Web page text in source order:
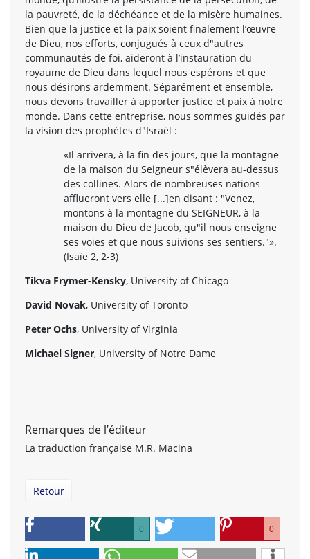
la pauvreté, de la déchéance et de la misère humaines.
Bien que la justice et la paix soient finalement l’œuvre
de Dieu, nos efforts, conjugués à ceux d"autres
communautés de foi, aideront à l’instauration du
royaume de Dieu dans lequel nous espérons et que
nous désirons ardemment. Séparément et ensemble,
nous devons travailler à apporter justice et paix à notre
monde. Dans cette entreprise, nous sommes guidés par
la vision des prophètes d"Israël :
«Il arrivera, à la fin des jours, que la montagne
de la maison du Seigneur s"élèvera au-dessus
des collines. Alors de nombreuses nations
afflueront vers elle [...]en disant : "Venez,
montons à la montagne du SEIGNEUR, à la
maison du Dieu de Jacob, qu"il nous enseigne
ses voies et que nous suivions ses sentiers."».
(Isaïe 2, 2-3)
Tikva Frymer-Kensky, University of Chicago
David Novak, University of Toronto
Peter Ochs, University of Virginia
Michael Signer, University of Notre Dame
Remarques de l’éditeur
La traduction française M.R. Macina
Retour
0 0